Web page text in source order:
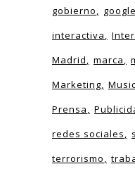
gobierno
google
interactiva
Madrid
marca
Marketing
Prensa
redes sociales
terrorismo